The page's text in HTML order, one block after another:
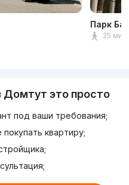
Парк
25 мин
Домтут это просто
под ваши требования;
квартиру;